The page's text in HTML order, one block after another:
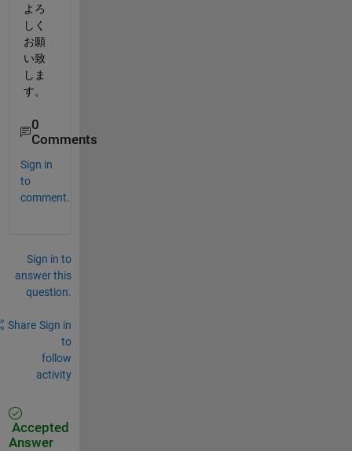
よろ
しく
お願
い致
しま
す。
0
Comments
Sign in
to
comment.
Sign in to
answer this
question.
Share Sign in
to
follow
activity
Accepted
Answer